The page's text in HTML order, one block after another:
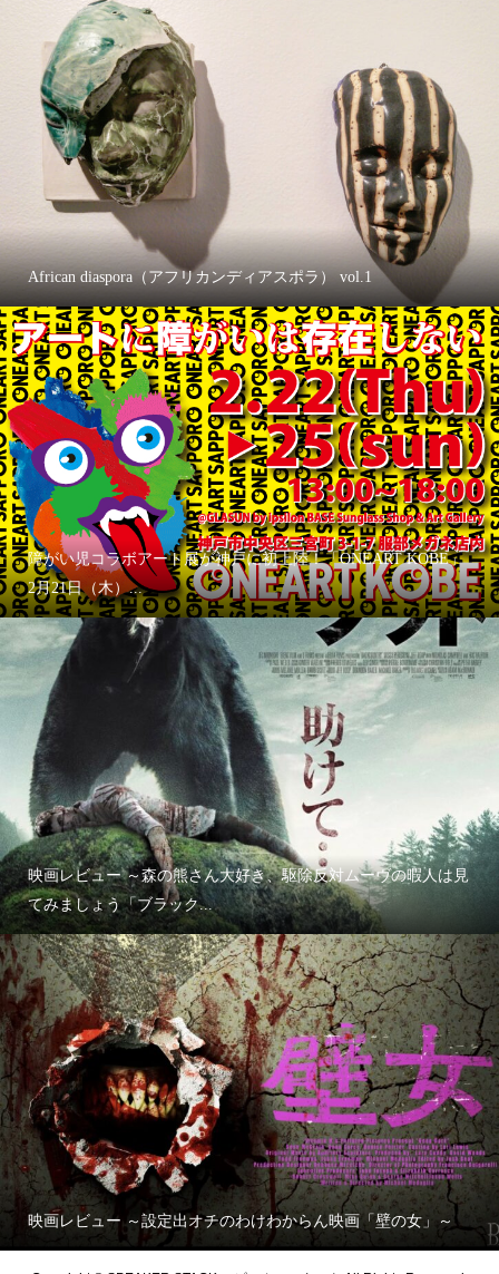
African diaspora（アフリカンディアスポラ） vol.1
障がい児コラボアート展が神戸に初上陸！「ONEART KOBE」
2月21日（木）...
映画レビュー ～森の熊さん大好き、駆除反対ムーヴの暇人は見
てみましょう「ブラック...
映画レビュー ～設定出オチのわけわからん映画「壁の女」～